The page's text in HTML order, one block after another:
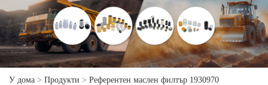
У дома > Продукти > Референтен маслен филтър 1930970